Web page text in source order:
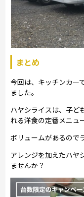
まとめ
今回は、キッチンカー
ました。
ハヤシライスは、子ど
れる洋食の定番メニュ
ボリュームがあるので
アレンジを加えたハヤ
ませんか？